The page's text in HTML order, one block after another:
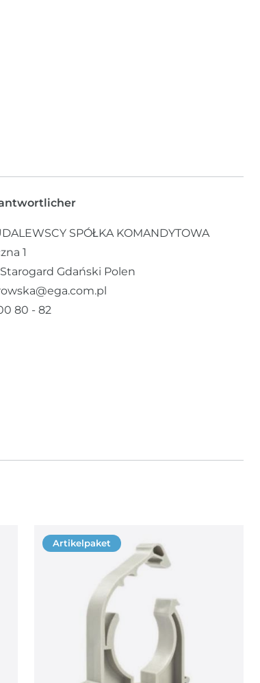
SPÓŁKA KOMANDYTOWA
1
Starogard Gdański Polen
80 - 82
Artikelpaket